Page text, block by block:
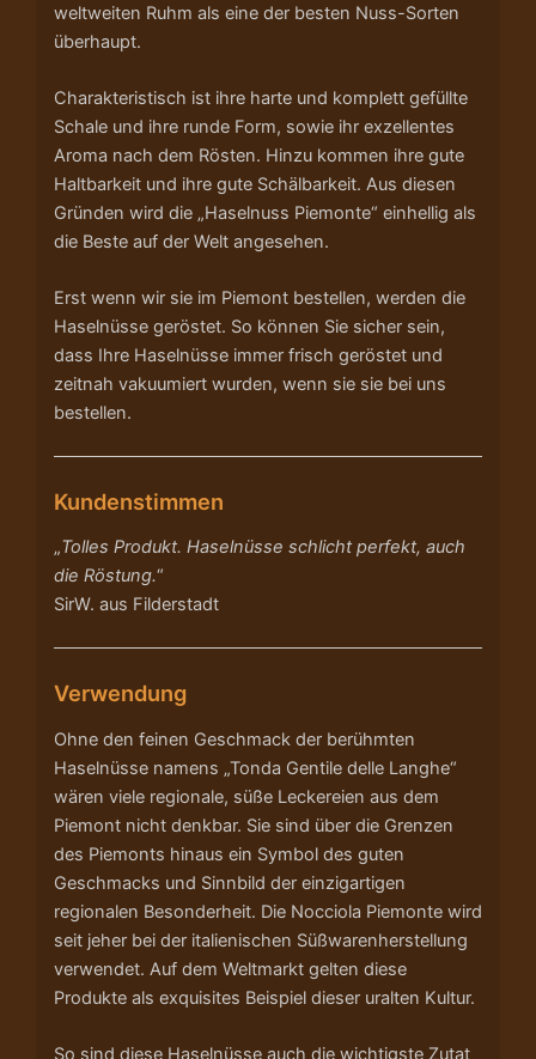
weltweiten Ruhm als eine der besten Nuss-Sorten
überhaupt.
Charakteristisch ist ihre harte und komplett gefüllte
Schale und ihre runde Form, sowie ihr exzellentes
Aroma nach dem Rösten. Hinzu kommen ihre gute
Haltbarkeit und ihre gute Schälbarkeit. Aus diesen
Gründen wird die „Haselnuss Piemonte“ einhellig als
die Beste auf der Welt angesehen.
Erst wenn wir sie im Piemont bestellen, werden die
Haselnüsse geröstet. So können Sie sicher sein,
dass Ihre Haselnüsse immer frisch geröstet und
zeitnah vakuumiert wurden, wenn sie sie bei uns
bestellen.
Kundenstimmen
„Tolles Produkt. Haselnüsse schlicht perfekt, auch
die Röstung.“
SirW. aus Filderstadt
Verwendung
Ohne den feinen Geschmack der berühmten
Haselnüsse namens „Tonda Gentile delle Langhe“
wären viele regionale, süße Leckereien aus dem
Piemont nicht denkbar. Sie sind über die Grenzen
des Piemonts hinaus ein Symbol des guten
Geschmacks und Sinnbild der einzigartigen
regionalen Besonderheit. Die Nocciola Piemonte wird
seit jeher bei der italienischen Süßwarenherstellung
verwendet. Auf dem Weltmarkt gelten diese
Produkte als exquisites Beispiel dieser uralten Kultur.
So sind diese Haselnüsse auch die wichtigste Zutat